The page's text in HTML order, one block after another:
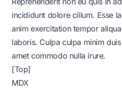
incididunt dolore cillum. Esse
anim exercitation tempor
laboris. Culpa culpa minim
amet commodo nulla irure.
[Top]
MDX